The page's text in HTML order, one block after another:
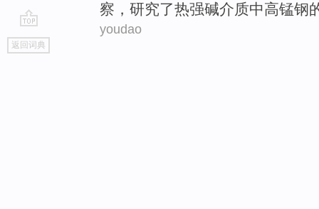
go
top
返回词典
察， 研究了热强碱介质中高锰钢
youdao